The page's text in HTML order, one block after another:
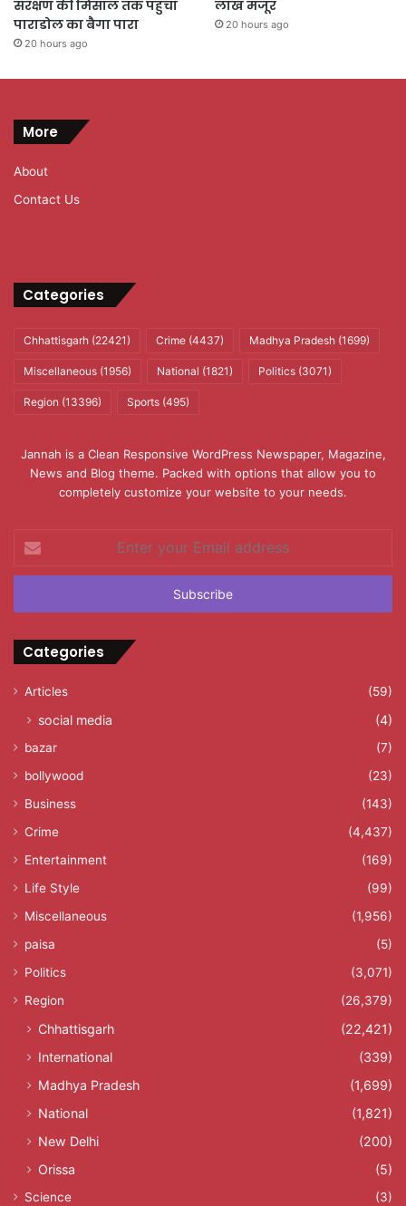
संरक्षण की मिसाल तक पहुंचा
पाराडोल का बैगा पारा
20 hours ago
लाख मंजूर
20 hours ago
More
About
Contact Us
Categories
Chhattisgarh (22421) Crime (4437) Madhya Pradesh (1699)
Miscellaneous (1956) National (1821) Politics (3071)
Region (13396) Sports (495)
Jannah is a Clean Responsive WordPress Newspaper, Magazine,
News and Blog theme. Packed with options that allow you to
completely customize your website to your needs.
your
Email
Categories
Articles (59)
social media (4)
bazar
(7)
bollywood
(23)
Business
(143)
Crime
(4,437)
Entertainment
(169)
Life Style
(99)
Miscellaneous
(1,956)
paisa
(5)
Politics
(3,071)
Region
(26,379)
Chhattisgarh
(22,421)
International
(339)
Madhya Pradesh
(1,699)
National
(1,821)
New Delhi
(200)
Orissa
(5)
Science (3)